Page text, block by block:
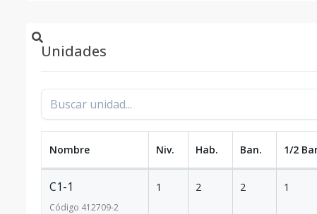
Unidades
Nombre Niv. Hab. Ban. 1/2
C1-1
Código 412709-2
1 2 2 1